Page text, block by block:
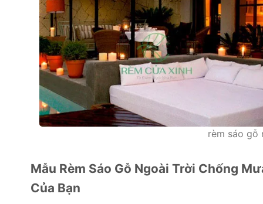
rèm sáo gỗ
Mẫu Rèm Sáo Gỗ Ngoài Trời Chống
Của Bạn